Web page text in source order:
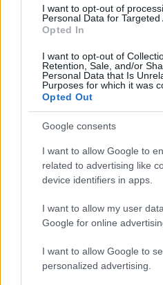
I want to opt-out of
Personal Data for Targeted
Opted In
I want to opt-out of
Retention, Sale, and/or
Personal Data that Is
Purposes for which it was
Opted Out
Google consents
I want to allow Google to
related to advertising like
device identifiers in apps.
I want to allow my user
Google for online
I want to allow Google to
personalized advertising.
Stop Eating These 3